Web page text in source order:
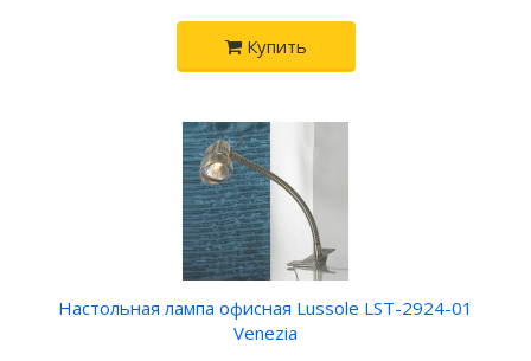
Купить
Настольная лампа офисная Lussole LST-2924-01
Venezia